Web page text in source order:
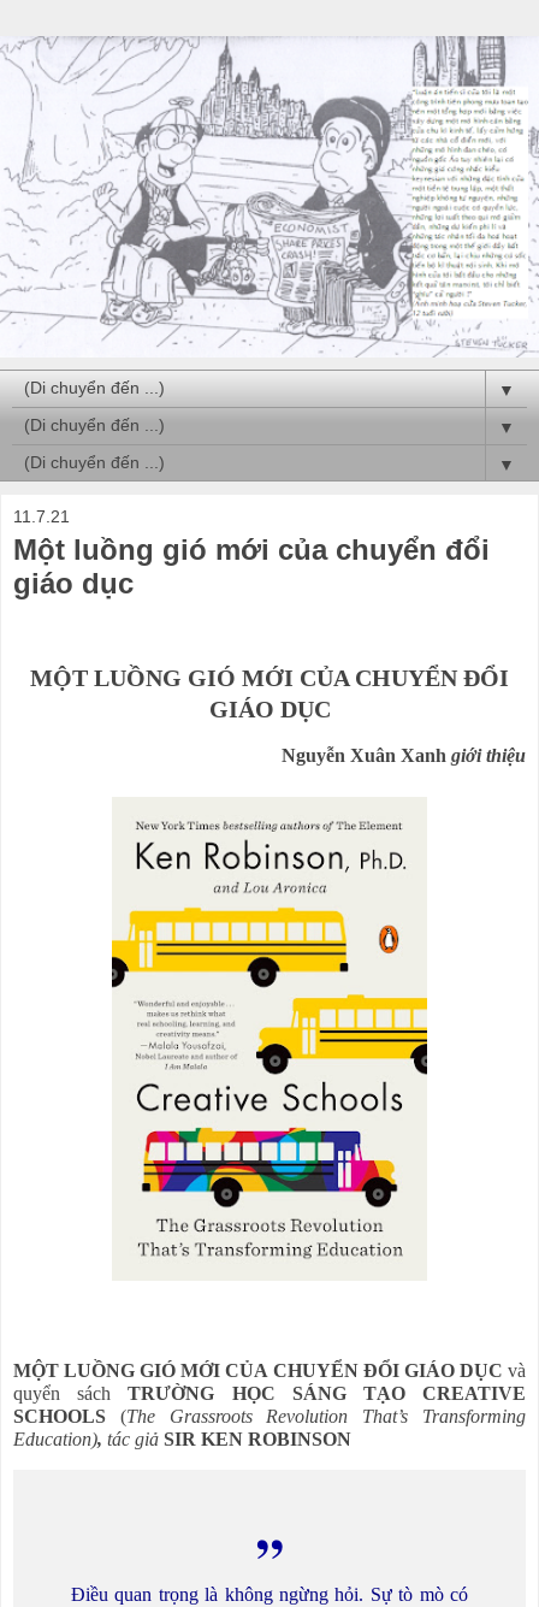
▼
▼
▼
11.7.21
Một luồng gió mới của chuyển đổi
giáo dục
MỘT LUỒNG GIÓ MỚI CỦA CHUYỂN ĐỔI
GIÁO DỤC
Nguyễn Xuân Xanh giới thiệu
MỘT LUỒNG GIÓ MỚI CỦA CHUYỂN ĐỔI GIÁO DỤC và
quyển sách TRƯỜNG HỌC SÁNG TẠO
CREATIVE
SCHOOLS (The Grassroots Revolution That’s Transforming
Education), tác giả SIR KEN ROBINSON
,,
Điều quan trọng là không ngừng hỏi. Sự tò mò có